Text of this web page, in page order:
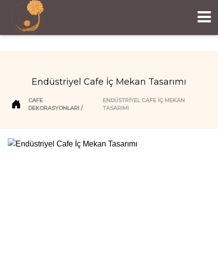
Endüstriyel Cafe İç Mekan Tasarımı
CAFE
DEKORASYONLARI
ENDÜSTRIYEL CAFE İÇ MEKAN
TASARIMI